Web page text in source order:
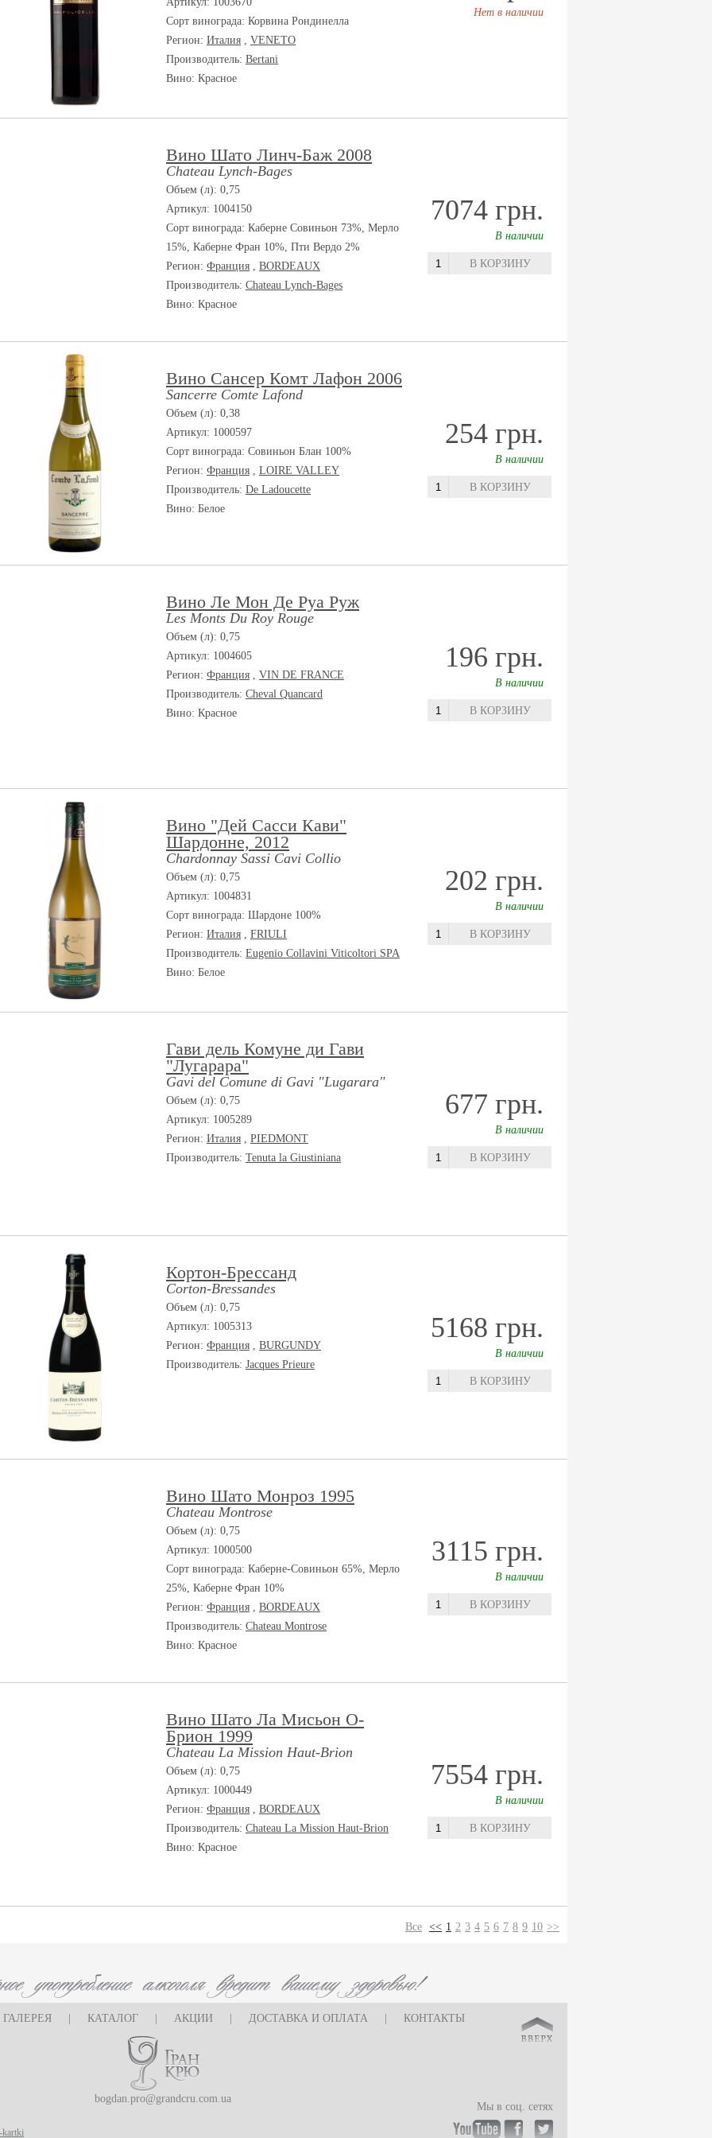
Сорт винограда: Корвина Рондинелла
Регион: Италия , VENETO
Производитель: Bertani
Вино: Красное
Нет в наличии
Вино Шато Линч-Баж 2008
Chateau Lynch-Bages
Объем (л): 0,75
Артикул: 1004150
Сорт винограда: Каберне Совиньон 73%, Мерло
15%, Каберне Фран 10%, Пти Вердо 2%
Регион: Франция , BORDEAUX
Производитель: Chateau Lynch-Bages
Вино: Красное
7074 грн.
В наличии
В КОРЗИНУ
Вино Сансер Комт Лафон 2006
Sancerre Comte Lafond
Объем (л): 0,38
Артикул: 1000597
Сорт винограда: Совиньон Блан 100%
Регион: Франция , LOIRE VALLEY
Производитель: De Ladoucette
Вино: Белое
254 грн.
В наличии
В КОРЗИНУ
Вино Ле Мон Де Руа Руж
Les Monts Du Roy Rouge
Объем (л): 0,75
Артикул: 1004605
Регион: Франция , VIN DE FRANCE
Производитель: Cheval Quancard
Вино: Красное
196 грн.
В наличии
В КОРЗИНУ
Вино "Дей Сасси Кави"
Шардонне, 2012
Chardonnay Sassi Cavi Collio
Объем (л): 0,75
Артикул: 1004831
Сорт винограда: Шардоне 100%
Регион: Италия , FRIULI
Производитель: Eugenio Collavini Viticoltori SPA
Вино: Белое
202 грн.
В наличии
В КОРЗИНУ
Гави дель Комуне ди Гави
"Лугарара"
Gavi del Comune di Gavi "Lugarara"
Объем (л): 0,75
Артикул: 1005289
Регион: Италия , PIEDMONT
Производитель: Tenuta la Giustiniana
677 грн.
В наличии
В КОРЗИНУ
Кортон-Брессанд
Corton-Bressandes
Объем (л): 0,75
Артикул: 1005313
Регион: Франция , BURGUNDY
Производитель: Jacques Prieure
5168 грн.
В наличии
В КОРЗИНУ
Вино Шато Монроз 1995
Chateau Montrose
Объем (л): 0,75
Артикул: 1000500
Сорт винограда: Каберне-Совиньон 65%, Мерло
25%, Каберне Фран 10%
Регион: Франция , BORDEAUX
Производитель: Chateau Montrose
Вино: Красное
3115 грн.
В наличии
В КОРЗИНУ
Вино Шато Ла Мисьон О-
Брион 1999
Chateau La Mission Haut-Brion
Объем (л): 0,75
Артикул: 1000449
Регион: Франция , BORDEAUX
Производитель: Chateau La Mission Haut-Brion
Вино: Красное
7554 грн.
В наличии
В КОРЗИНУ
Все << 1 2 3 4 5 6 7 8 9 10 >>
ГАЛЕРЕЯ КАТАЛОГ АКЦИИ ДОСТАВКА И ОПЛАТА КОНТАКТЫ
kartki
Мы в соц. сетях
bogdan.pro@grandcru.com.ua